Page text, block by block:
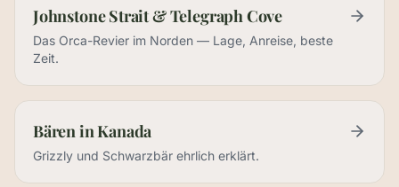
Johnstone Strait & Telegraph Cove
Das Orca-Revier im Norden — Lage, Anreise, beste
Zeit.
Bären in Kanada
Grizzly und Schwarzbär ehrlich erklärt.